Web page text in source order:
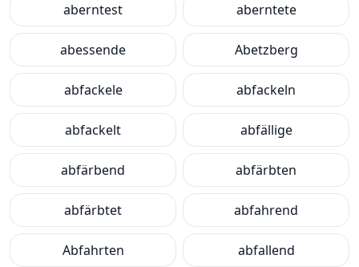
aberntest aberntete
abessende Abetzberg
abfackele abfackeln
abfackelt abfällige
abfärbend abfärbten
abfärbtet abfahrend
Abfahrten abfallend